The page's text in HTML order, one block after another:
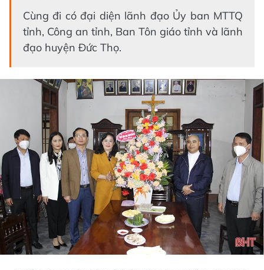
Cùng đi có đại diện lãnh đạo Ủy ban MTTQ
tỉnh, Công an tỉnh, Ban Tôn giáo tỉnh và lãnh
đạo huyện Đức Thọ.